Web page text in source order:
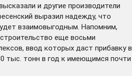
и другие производители
выразил надежду, что
взаимовыгодным. Напомним,
строительство еще восьми
ввод которых даст прибавку в
тыс. тонн в год к имеющимся почти